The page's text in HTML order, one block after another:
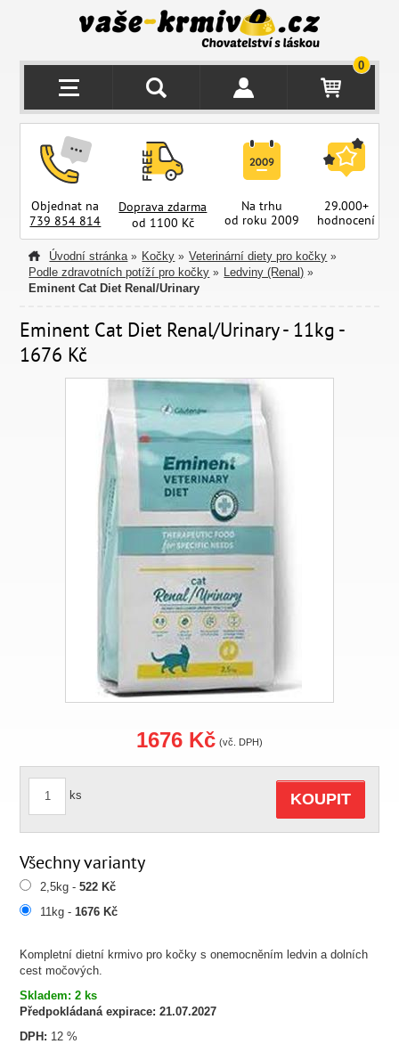
0
Objednat na
739 854 814
Doprava zdarma
od 1100 Kč
Na trhu
od roku 2009
29.000+
hodnocení
Úvodní stránka » Kočky » Veterinární diety pro kočky »
Podle zdravotních potíží pro kočky » Ledviny (Renal) »
Eminent Cat Diet Renal/Urinary
Eminent Cat Diet Renal/Urinary - 11kg -
1676 Kč
Kompletní dietní krmivo pro kočky s onemocněním ledvin a dolních
cest močových.
Skladem: 2 ks
Předpokládaná expirace: 21.07.2027
DPH: 12 %
1676 Kč (vč. DPH)
ks KOUPIT
Všechny varianty
2,5kg -522 Kč
11kg -1676 Kč